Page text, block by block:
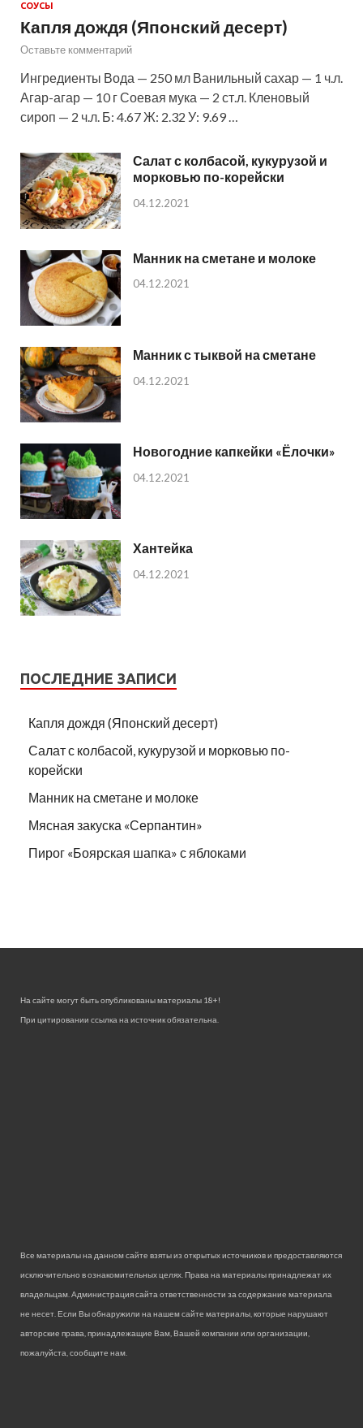
СОУСЫ
Капля дождя (Японский десерт)
Оставьте комментарий
Ингредиенты Вода — 250 мл Ванильный сахар — 1 ч.л.
Агар-агар — 10 г Соевая мука — 2 ст.л. Кленовый
сироп — 2 ч.л. Б: 4.67 Ж: 2.32 У: 9.69 …
Салат с колбасой, кукурузой и
морковью по-корейски
04.12.2021
Манник на сметане и молоке
04.12.2021
Манник с тыквой на сметане
04.12.2021
Новогодние капкейки «Ёлочки»
04.12.2021
Хантейка
04.12.2021
ПОСЛЕДНИЕ ЗАПИСИ
Капля дождя (Японский десерт)
Салат с колбасой, кукурузой и морковью по-
корейски
Манник на сметане и молоке
Мясная закуска «Серпантин»
Пирог «Боярская шапка» с яблоками
На сайте могут быть опубликованы материалы 18+!
При цитировании ссылка на источник обязательна.
Все материалы на данном сайте взяты из открытых источников и предоставляются
исключительно в ознакомительных целях. Права на материалы принадлежат их
владельцам. Администрация сайта ответственности за содержание материала
не несет. Если Вы обнаружили на нашем сайте материалы, которые нарушают
авторские права, принадлежащие Вам, Вашей компании или организации,
пожалуйста, сообщите нам.